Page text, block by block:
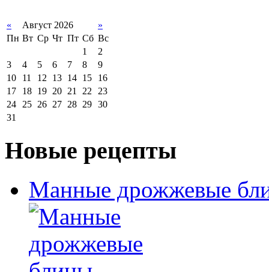
« Август 2026
»
Пн Вт Ср Чт Пт Сб Вс
1
2
3
4 5 6 7 8
9
10
11 12 13 14 15
16
17
18 19 20 21 22 23
24 25 26 27 28 29 30
31
Новые рецепты
Манные дрожжевые